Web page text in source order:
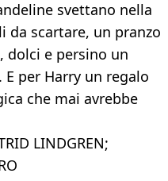
svettano nella
da scartare, un pranzo
dolci e persino un
per Harry un regalo
che mai avrebbe
LINDGREN;